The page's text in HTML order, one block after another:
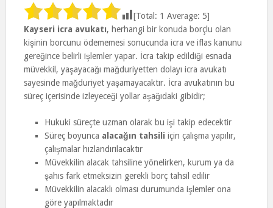
[Total: 1 Average: 5]
Kayseri icra avukatı, herhangi bir konuda borçlu olan
kişinin borcunu ödememesi sonucunda icra ve iflas kanunu
gereğince belirli işlemler yapar. İcra takip edildiği esnada
müvekkil, yaşayacağı mağduriyetten dolayı icra avukatı
sayesinde mağduriyet yaşamayacaktır. İcra avukatının bu
süreç içerisinde izleyeceği yollar aşağıdaki gibidir;
Hukuki süreçte uzman olarak bu işi takip edecektir
Süreç boyunca alacağın tahsili için çalışma yapılır,
çalışmalar hızlandırılacaktır
Müvekkilin alacak tahsiline yönelirken, kurum ya da
şahıs fark etmeksizin gerekli borç tahsil edilir
Müvekkilin alacaklı olması durumunda işlemler ona
göre yapılmaktadır